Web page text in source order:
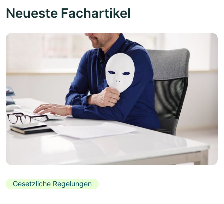
Neueste Fachartikel
Gesetzliche Regelungen